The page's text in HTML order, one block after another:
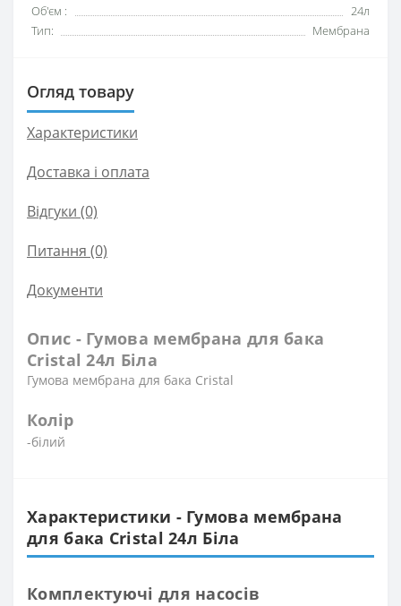
Об'єм :
24л
Тип:
Мембрана
Огляд товару
Характеристики
Доставка і оплата
Відгуки (0)
Питання (0)
Документи
Опис - Гумова мембрана для бака
Сristal 24л Біла
Гумова мембрана для бака Сristal
Колір
-білий
Характеристики - Гумова мембрана
для бака Сristal 24л Біла
Комплектуючі для насосів